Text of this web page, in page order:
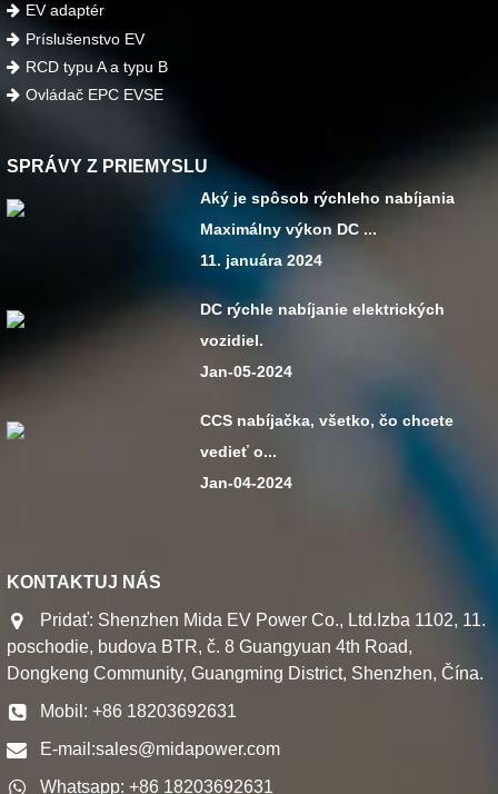
EV adaptér
Príslušenstvo EV
RCD typu A a typu B
Ovládač EPC EVSE
SPRÁVY Z PRIEMYSLU
Aký je spôsob rýchleho nabíjania
Maximálny výkon DC ...
11. januára 2024
DC rýchle nabíjanie elektrických
vozidiel.
Jan-05-2024
CCS nabíjačka, všetko, čo chcete
vedieť o...
Jan-04-2024
KONTAKTUJ NÁS
Pridať: Shenzhen Mida EV Power Co., Ltd.Izba 1102, 11.
poschodie, budova BTR, č. 8 Guangyuan 4th Road,
Dongkeng Community, Guangming District, Shenzhen, Čína.
Mobil: +86 18203692631
E-mail:sales@midapower.com
Whatsapp: +86 18203692631